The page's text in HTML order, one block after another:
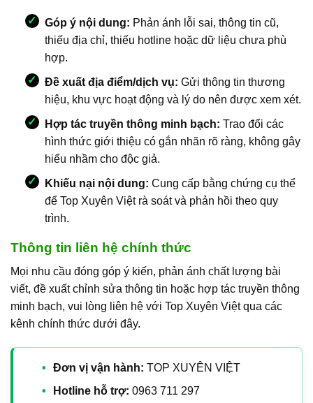
Góp ý nội dung: Phản ánh lỗi sai, thông tin cũ,
thiếu địa chỉ, thiếu hotline hoặc dữ liệu chưa phù
hợp.
Đề xuất địa điểm/dịch vụ: Gửi thông tin thương
hiệu, khu vực hoạt động và lý do nên được xem xét.
Hợp tác truyền thông minh bạch: Trao đổi các
hình thức giới thiệu có gắn nhãn rõ ràng, không gây
hiểu nhầm cho độc giả.
Khiếu nại nội dung: Cung cấp bằng chứng cụ thể
để Top Xuyên Việt rà soát và phản hồi theo quy
trình.
Thông tin liên hệ chính thức
Mọi nhu cầu đóng góp ý kiến, phản ánh chất lượng bài
viết, đề xuất chỉnh sửa thông tin hoặc hợp tác truyền thông
minh bạch, vui lòng liên hệ với Top Xuyên Việt qua các
kênh chính thức dưới đây.
Đơn vị vận hành: TOP XUYÊN VIỆT
Hotline hỗ trợ: 0963 711 297